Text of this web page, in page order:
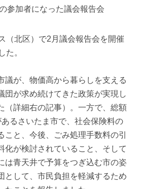
参加者になった議会報告会
（北区）で2月議会報告会を開催
た。
議が、物価高から暮らしを支える
団が求め続けてきた政策が実現し
（詳細右の記事）。一方で、総額
るさいたま市で、社会保険料の
こと、今後、ごみ処理手数料の引
化が検討されていること、そして
は青天井で予算をつぎ込む市の姿
として、市民負担を軽減するため